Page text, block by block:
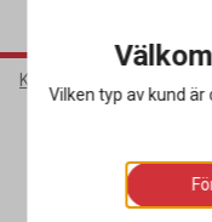
Kök & Servering
Vilken typ av kund är